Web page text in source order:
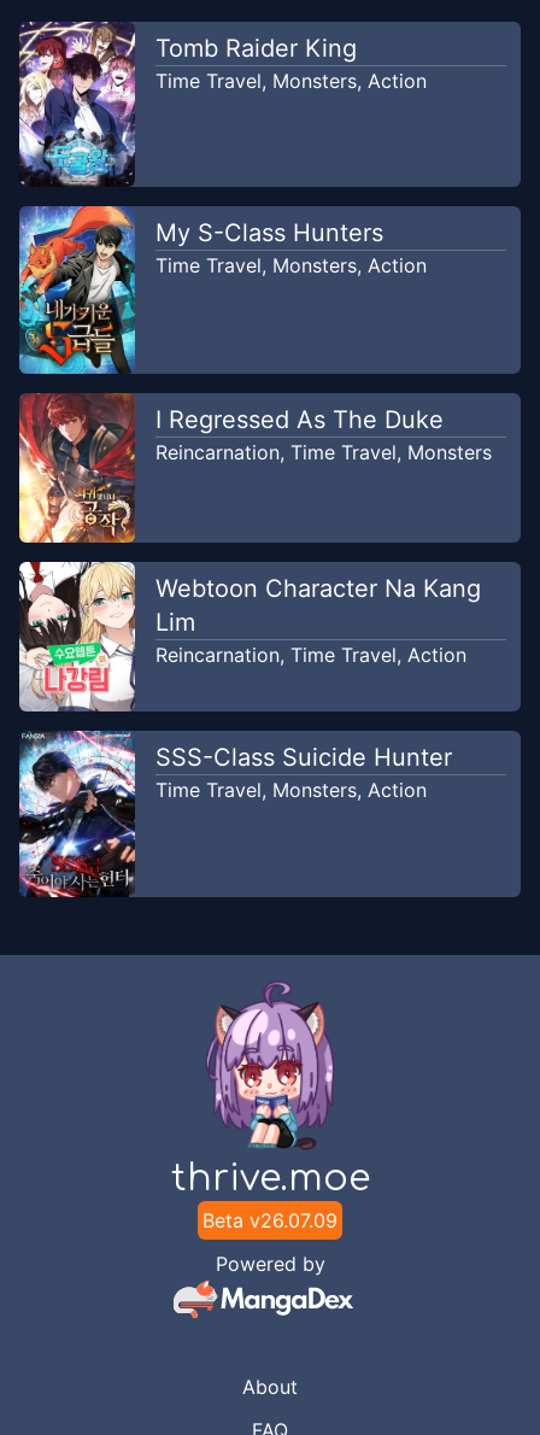
Chapter174
Reaper Scans Indonesia
Chapter173
Reaper Scans Indonesia
Chapter172
Reaper Scans Indonesia
Apr 15, 2022
Chapter171
Reaper Scans Indonesia
Chapter116
Flame Scans
Aug 25, 2020
Chapter116
Komikcast
Chapter112
amano.fun
Tomb Raider King
Time Travel, Monsters, Action
My S-Class Hunters
Time Travel, Monsters, Action
I Regressed As The Duke
Reincarnation, Time Travel, Monsters
Webtoon Character Na Kang
Lim
Reincarnation, Time Travel, Action
SSS-Class Suicide Hunter
Time Travel, Monsters, Action
thrive.moe
Beta v26.07.09
Powered by
About
FAQ